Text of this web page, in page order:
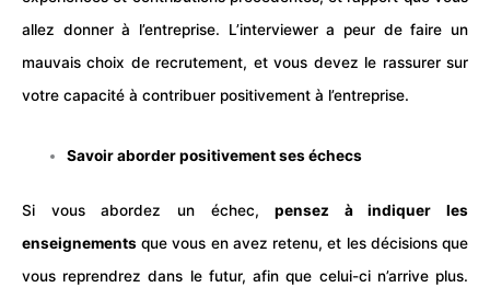
allez donner à l’entreprise. L’interviewer a peur de faire un
mauvais choix de recrutement, et vous devez le rassurer sur
votre capacité à contribuer positivement à l’entreprise.
Savoir aborder positivement ses échecs
Si vous abordez un échec,pensez à indiquer les
enseignements que vous en avez retenu, et les décisions que
vous reprendrez dans le futur, afin que celui-ci n’arrive plus.